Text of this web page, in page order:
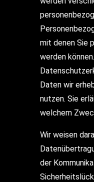
mit denen Sie
werden
Daten wir
nutzen. Sie
welchem
Wir weisen
der